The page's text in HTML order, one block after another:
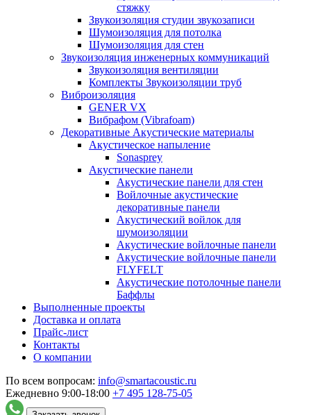
стяжку
Звукоизоляция студии звукозаписи
Шумоизоляция для потолка
Шумоизоляция для стен
Звукоизоляция инженерных коммуникаций
Звукоизоляция вентиляции
Комплекты Звукоизоляции труб
Виброизоляция
GENER VX
Вибрафом (Vibrafoam)
Декоративные Акустические материалы
Акустическое напыление
Sonasprey
Акустические панели
Акустические панели для стен
Войлочные акустические
декоративные панели
Акустический войлок для
шумоизоляции
Акустические войлочные панели
Акустические войлочные панели
FLYFELT
Акустические потолочные панели
Баффлы
Выполненные проекты
Доставка и оплата
Прайс-лист
Контакты
О компании
По всем вопросам: info@smartacoustic.ru
Ежедневно 9:00-18:00 +7 495 128-75-05